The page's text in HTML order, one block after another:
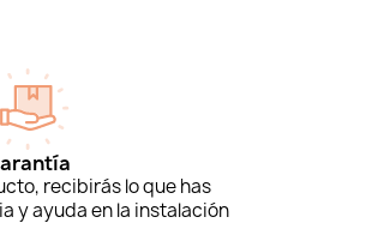
recibirás lo que has
y ayuda en la instalación